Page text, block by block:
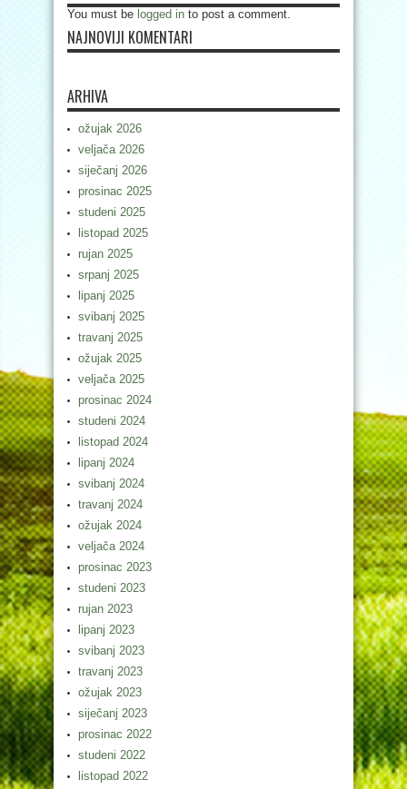
You must be logged in to post a comment.
NAJNOVIJI KOMENTARI
ARHIVA
ožujak 2026
veljača 2026
siječanj 2026
prosinac 2025
studeni 2025
listopad 2025
rujan 2025
srpanj 2025
lipanj 2025
svibanj 2025
travanj 2025
ožujak 2025
veljača 2025
prosinac 2024
studeni 2024
listopad 2024
lipanj 2024
svibanj 2024
travanj 2024
ožujak 2024
veljača 2024
prosinac 2023
studeni 2023
rujan 2023
lipanj 2023
svibanj 2023
travanj 2023
ožujak 2023
siječanj 2023
prosinac 2022
studeni 2022
listopad 2022